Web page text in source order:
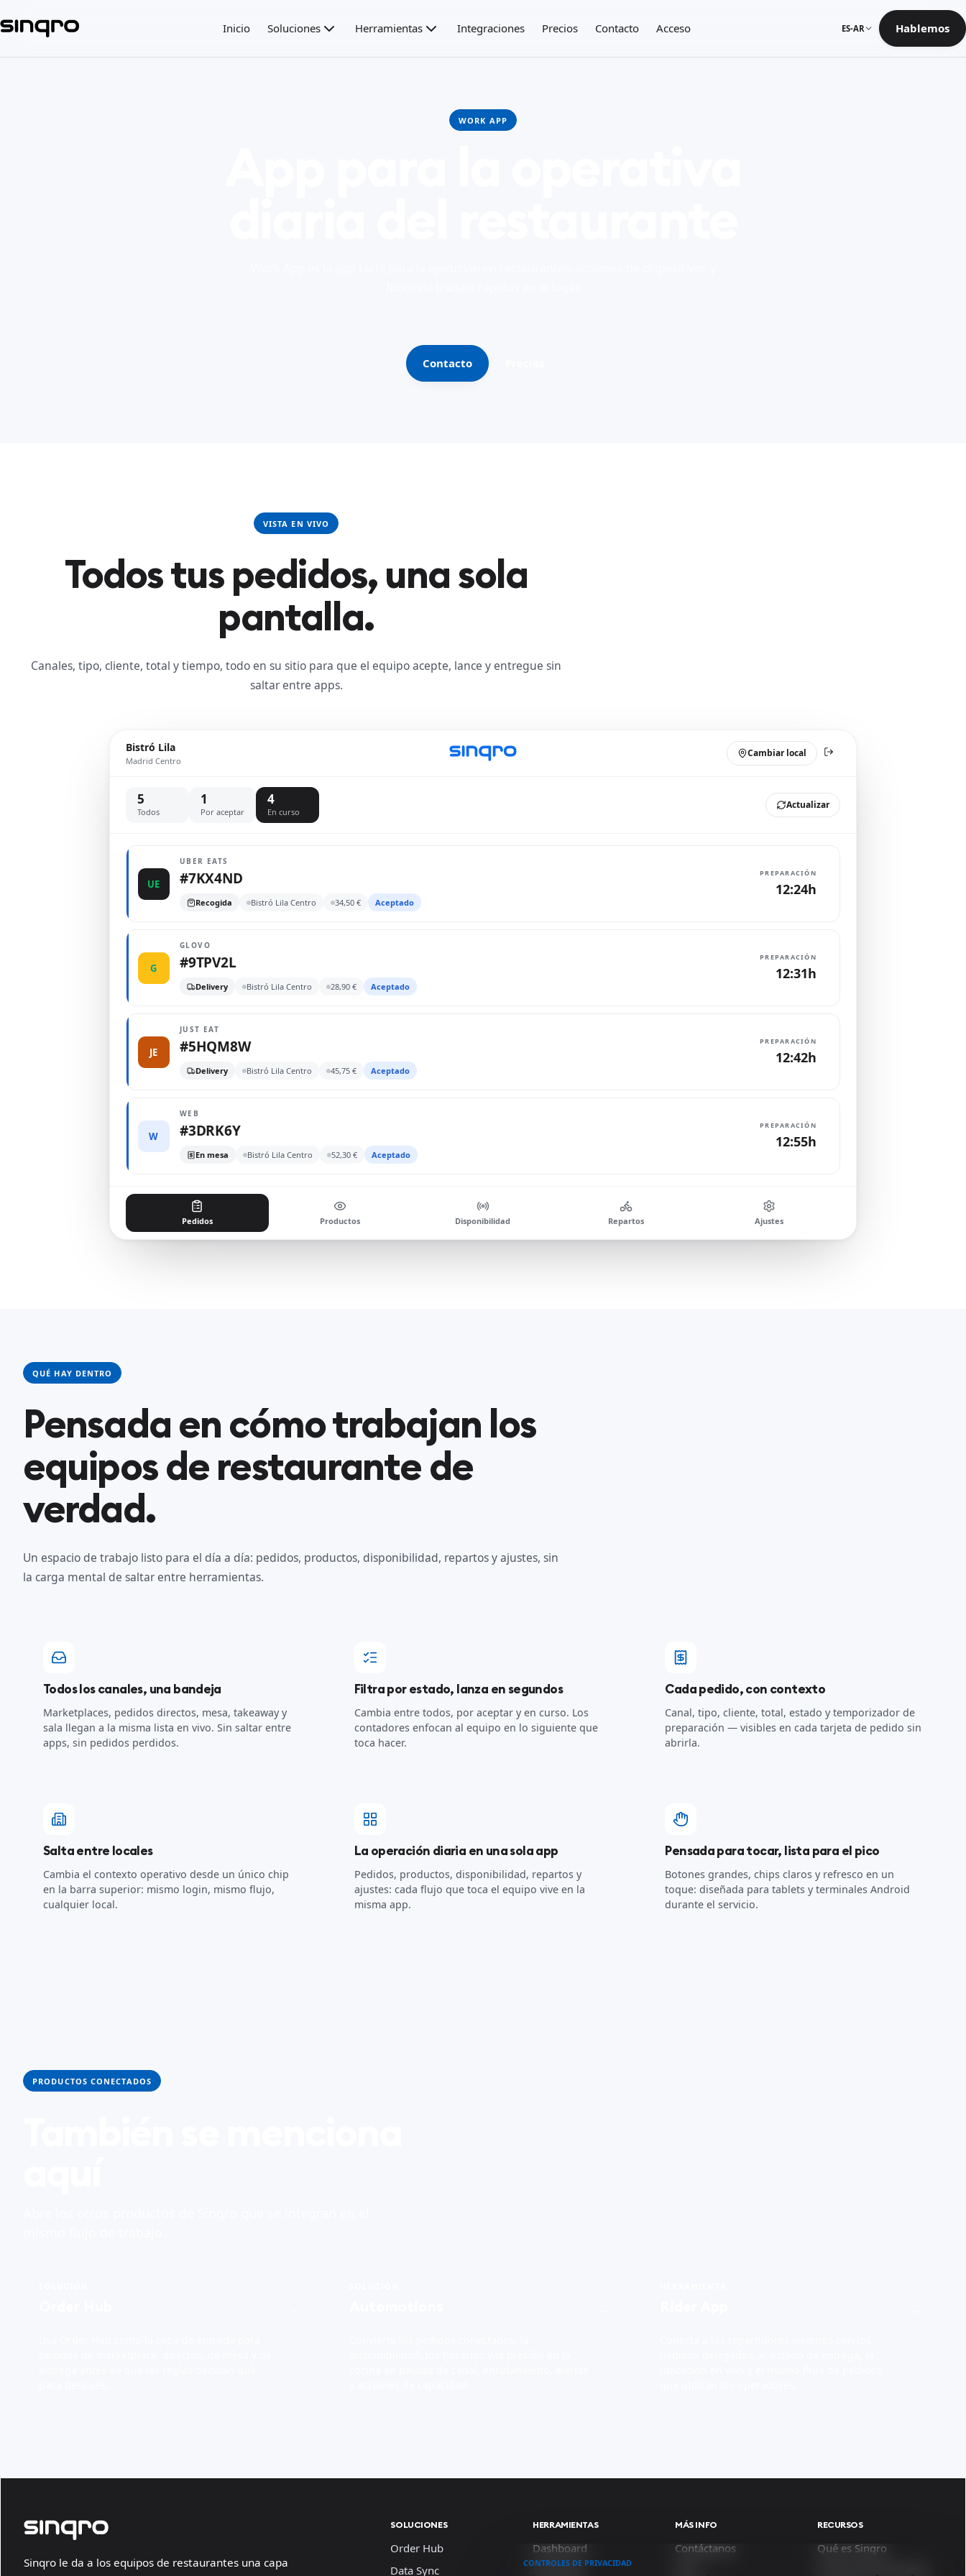
Inicio Soluciones Herramientas Integraciones Precios Contacto Acceso ES-AR Hablemos
WORK APP
Contacto
VISTA EN VIVO
Todos tus pedidos, una sola
pantalla.
Canales, tipo, cliente, total y tiempo, todo en su sitio para que el equipo acepte, lance y entregue sin
saltar entre apps.
Bistró Lila
Madrid Centro
Cambiar local
5
Todos
1
Por aceptar
4
En curso
Actualizar
UE
UBER EATS
#7KX4ND
Recogida Bistró Lila Centro 34,50 € Aceptado
PREPARACIÓN
12:24h
G
GLOVO
#9TPV2L
Delivery Bistró Lila Centro 28,90 € Aceptado
PREPARACIÓN
12:31h
JE
JUST EAT
#5HQM8W
Delivery Bistró Lila Centro 45,75 € Aceptado
PREPARACIÓN
12:42h
W
WEB
#3DRK6Y
En mesa Bistró Lila Centro 52,30 € Aceptado
PREPARACIÓN
12:55h
Pedidos Productos Disponibilidad Repartos Ajustes
QUÉ HAY DENTRO
Pensada en cómo trabajan los
equipos de restaurante de
verdad.
Un espacio de trabajo listo para el día a día: pedidos, productos, disponibilidad, repartos y ajustes, sin
la carga mental de saltar entre herramientas.
Todos los canales, una bandeja
Marketplaces, pedidos directos, mesa, takeaway y
sala llegan a la misma lista en vivo. Sin saltar entre
apps, sin pedidos perdidos.
Filtra por estado, lanza en segundos
Cambia entre todos, por aceptar y en curso. Los
contadores enfocan al equipo en lo siguiente que
toca hacer.
Cada pedido, con contexto
Canal, tipo, cliente, total, estado y temporizador de
preparación — visibles en cada tarjeta de pedido sin
abrirla.
Salta entre locales
Cambia el contexto operativo desde un único chip
en la barra superior: mismo login, mismo flujo,
cualquier local.
La operación diaria en una sola app
Pedidos, productos, disponibilidad, repartos y
ajustes: cada flujo que toca el equipo vive en la
misma app.
Pensada para tocar, lista para el pico
Botones grandes, chips claros y refresco en un
toque: diseñada para tablets y terminales Android
durante el servicio.
PRODUCTOS CONECTADOS
Sinqro le da a los equipos de restaurantes una capa
SOLUCIONES
Order Hub
Data Sync
HERRAMIENTAS
Dashboard
Work App
MÁS INFO
Contáctanos
RECURSOS
Qué es Sinqro
CONTROLES DE PRIVACIDAD